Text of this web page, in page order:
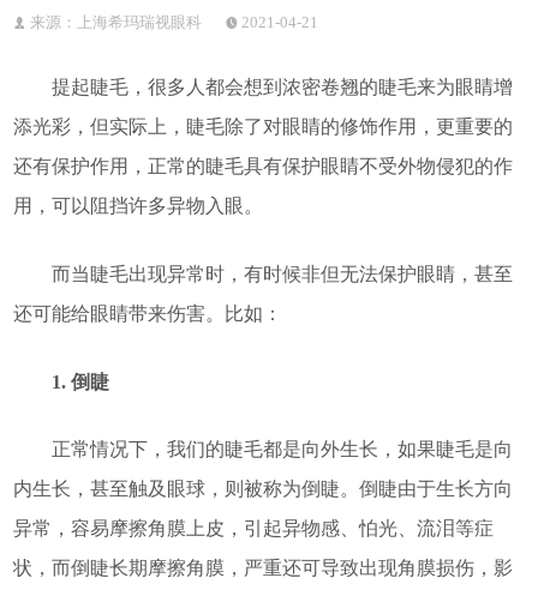
来源：上海希玛瑞视眼科 2021-04-21
提起睫毛，很多人都会想到浓密卷翘的睫毛来为眼睛增
添光彩，但实际上，睫毛除了对眼睛的修饰作用，更重要的
还有保护作用，正常的睫毛具有保护眼睛不受外物侵犯的作
用，可以阻挡许多异物入眼。
而当睫毛出现异常时，有时候非但无法保护眼睛，甚至
还可能给眼睛带来伤害。比如：
1. 倒睫
正常情况下，我们的睫毛都是向外生长，如果睫毛是向
内生长，甚至触及眼球，则被称为倒睫。倒睫由于生长方向
异常，容易摩擦角膜上皮，引起异物感、怕光、流泪等症
状，而倒睫长期摩擦角膜，严重还可导致出现角膜损伤，影